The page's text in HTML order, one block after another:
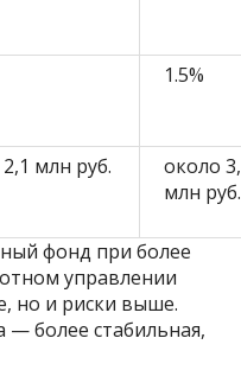
1.5%
млн руб.
около
млн руб.
фонд при более
управлении
но и риски выше.
— более стабильная,